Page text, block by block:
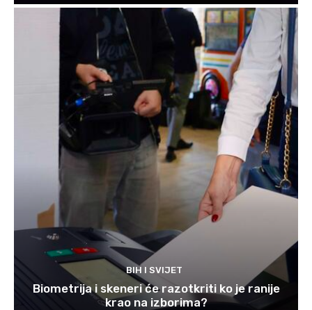
BIH I SVIJET
Biometrija i skeneri će razotkriti ko je ranije
krao na izborima?